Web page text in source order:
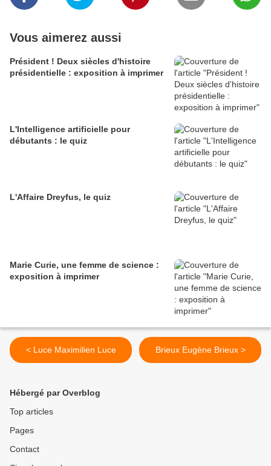
Vous aimerez aussi
Président ! Deux siècles d'histoire
présidentielle : exposition à imprimer
L'Intelligence artificielle pour
débutants : le quiz
L'Affaire Dreyfus, le quiz
Marie Curie, une femme de science :
exposition à imprimer
< Luce Maximilien Luce Brieux Eugène Brieux >
Hébergé par Overblog
Top articles
Pages
Contact